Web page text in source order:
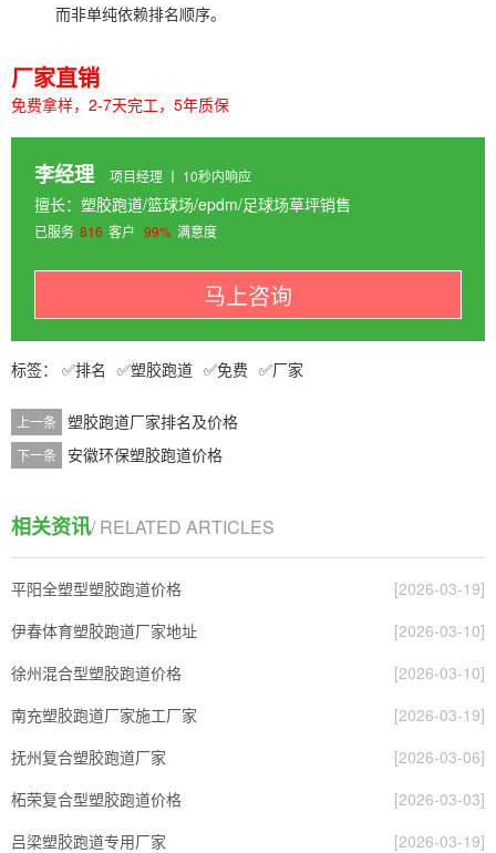
而非单纯依赖排名顺序。
厂家直销
免费拿样，2-7天完工，5年质保
李经理 项目经理 丨 10秒内响应
擅长：塑胶跑道/篮球场/epdm/足球场草坪销售
已服务 816 客户 99% 满意度
马上咨询
排名 塑胶跑道 免费 厂家
上一条 塑胶跑道厂家排名及价格
下一条 安徽环保塑胶跑道价格
相关资讯/ RELATED ARTICLES
平阳全塑型塑胶跑道价格
[2026-03-19]
伊春体育塑胶跑道厂家地址
[2026-03-10]
徐州混合型塑胶跑道价格
[2026-03-10]
南充塑胶跑道厂家施工厂家
[2026-03-19]
抚州复合塑胶跑道厂家
[2026-03-06]
柘荣复合型塑胶跑道价格
[2026-03-03]
吕梁塑胶跑道专用厂家
[2026-03-19]